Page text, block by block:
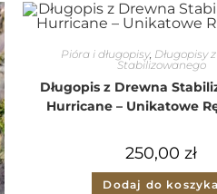
Pióra i długopisy, Długopisy
Stabilizowanego
Długopis z Drewna
Hurricane – Unikatowe
250,00 zł
Dodaj do